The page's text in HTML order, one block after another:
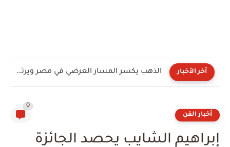
آخر الأخبار الذهب يكسر المسار العرضي في مصر ويرتفع 160 جنيها.. وتعافي...
أخبار الفن
0
إبراهيم الشايب يحصد الجائزة